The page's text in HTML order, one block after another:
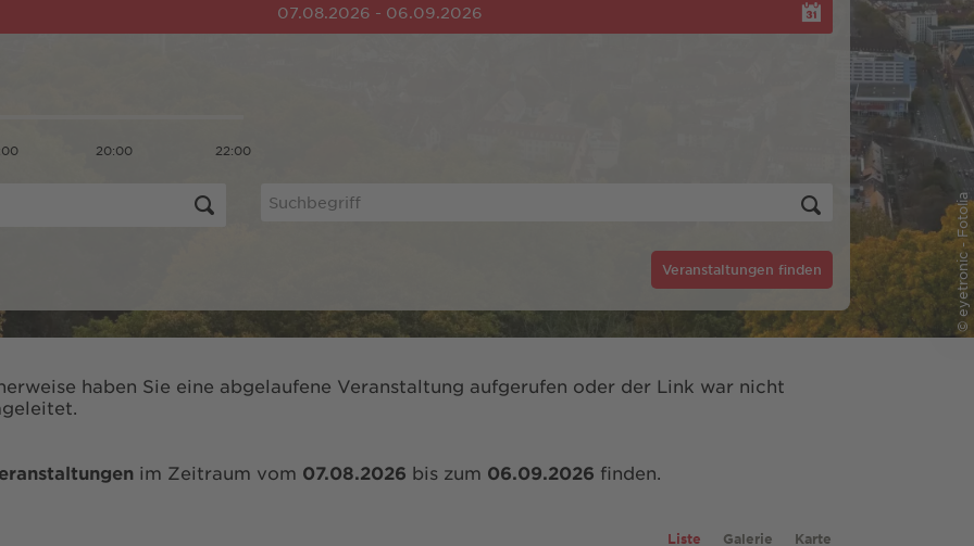
© eyetronic - Fotolia
07.08.2026 - 06.09.2026
20:00 22:00
Veranstaltungen finden
haben Sie eine abgelaufene Veranstaltung aufgerufen oder der Link war nicht
im Zeitraum vom 07.08.2026 bis zum 06.09.2026 finden.
Liste Galerie Karte